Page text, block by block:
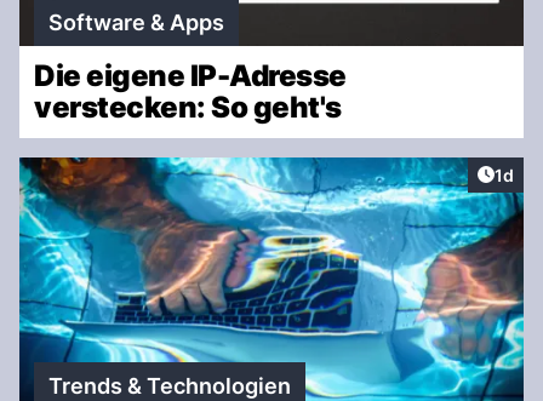
Software & Apps
Die eigene IP-Adresse
verstecken: So geht's
1d
Trends & Technologien